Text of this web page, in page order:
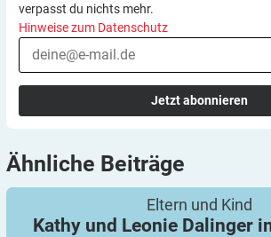
verpasst du nichts mehr.
Hinweise zum Datenschutz
Jetzt abonnieren
Ähnliche Beiträge
Eltern und Kind
Kathy und Leonie Dalinger